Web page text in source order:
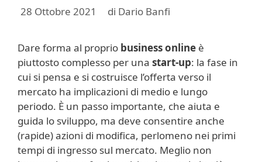
28 Ottobre 2021 di Dario Banfi
Dare forma al proprio business online è
piuttosto complesso per una start-up: la fase in
cui si pensa e si costruisce l’offerta verso il
mercato ha implicazioni di medio e lungo
periodo. È un passo importante, che aiuta e
guida lo sviluppo, ma deve consentire anche
(rapide) azioni di modifica, perlomeno nei primi
tempi di ingresso sul mercato. Meglio non